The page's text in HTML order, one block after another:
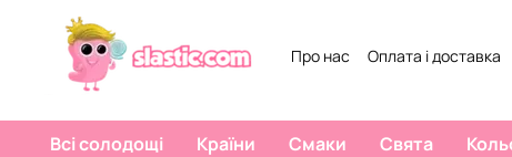
Перейти к основному контенту
Про нас
Оплата і доставка
Всі солодощі Країни Смаки Свята